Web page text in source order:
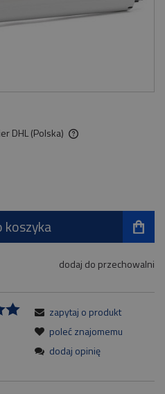
DHL (Polska)
płatności
koszyka
dodaj do przechowalni
zapytaj o produkt
poleć znajomemu
dodaj opinię